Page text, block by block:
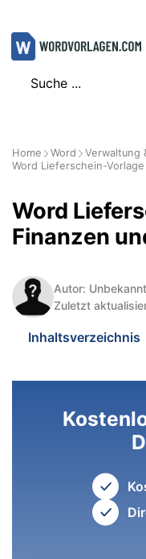
Zum
Inhalt
Home Word
Verwaltung
Word Lieferschein-
Word
Finanzen
Autor:
Zuletzt
Inhaltsverzeichnis